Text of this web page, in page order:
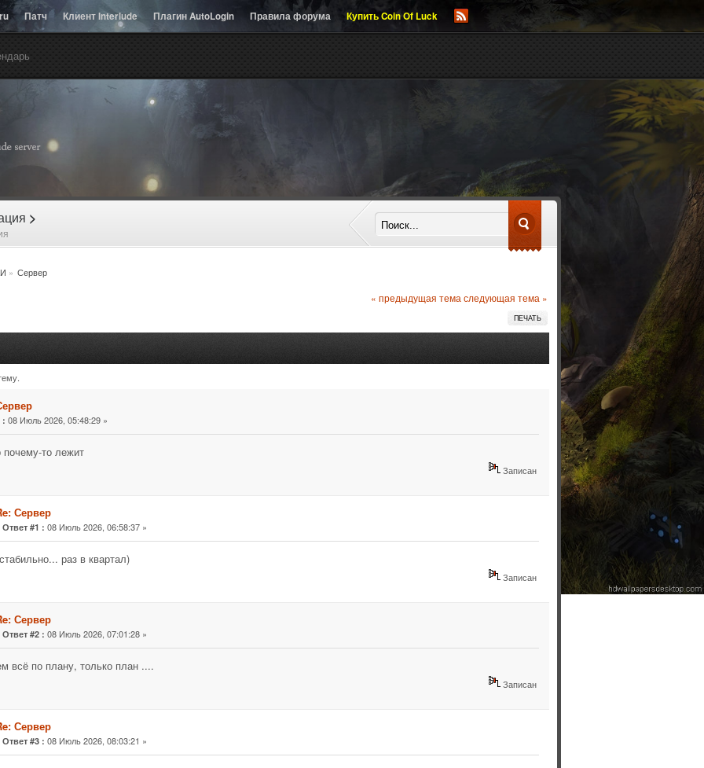
Патч Клиент Interlude Плагин AutoLogin Правила форума Купить Coin Of Luck
>
» Сервер
« предыдущая тема следующая тема »
ПЕЧАТЬ
: 08 Июль 2026, 05:48:29 »
почему-то лежит
Записан
Сервер
Ответ #1 : 08 Июль 2026, 06:58:37 »
раз в квартал)
Записан
Сервер
Ответ #2 : 08 Июль 2026, 07:01:28 »
всё по плану, только план ....
Записан
Сервер
Ответ #3 : 08 Июль 2026, 08:03:21 »